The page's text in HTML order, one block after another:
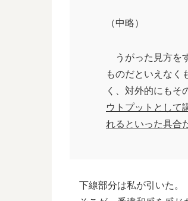
（中略）
うがった見方を
ものだといえなく
く、対外的にもそ
ウトプットとして
れるといった具合
下線部分は私が引いた。